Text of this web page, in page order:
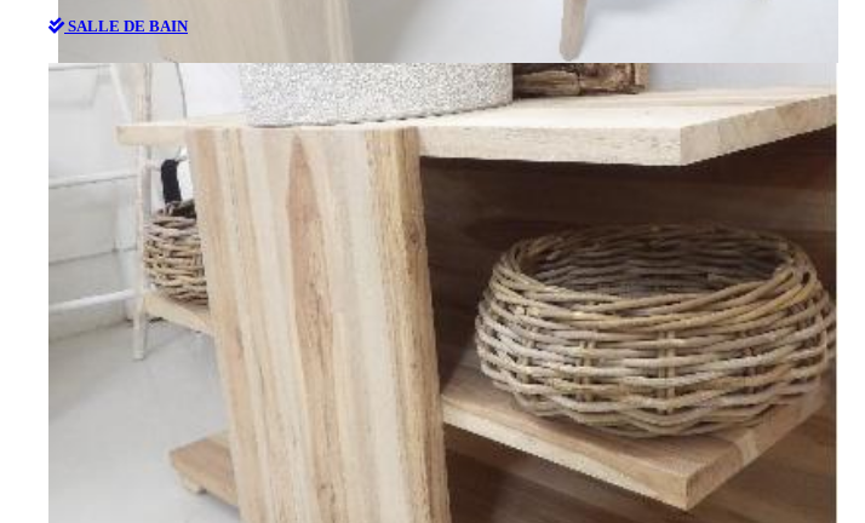
SALLE DE BAIN
Bureaux
SALLE DE BAIN